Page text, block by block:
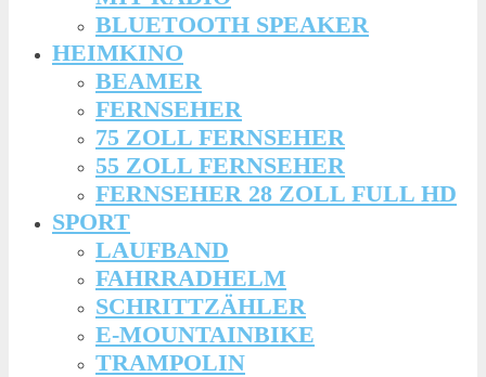
BLUETOOTH SPEAKER
HEIMKINO
BEAMER
FERNSEHER
75 ZOLL FERNSEHER
55 ZOLL FERNSEHER
FERNSEHER 28 ZOLL FULL HD
SPORT
LAUFBAND
FAHRRADHELM
SCHRITTZÄHLER
E-MOUNTAINBIKE
TRAMPOLIN